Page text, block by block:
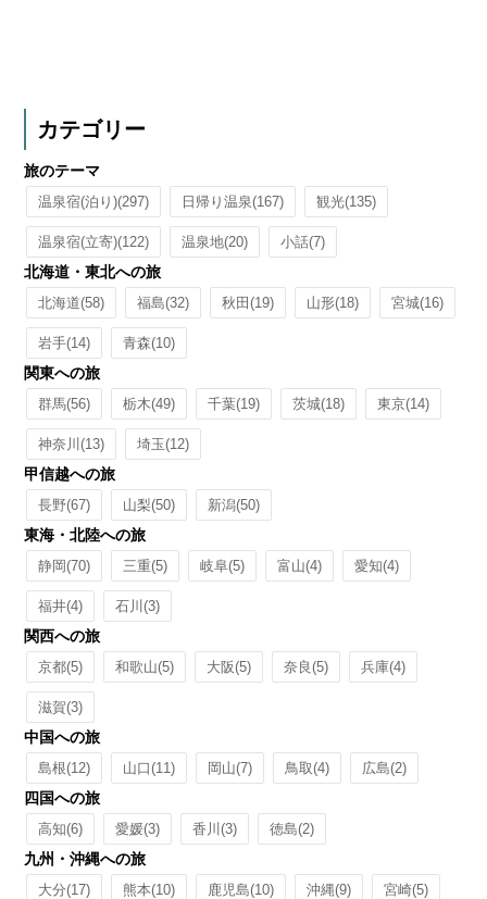
カテゴリー
旅のテーマ
温泉宿(泊り)(297) 日帰り温泉(167) 観光(135)
温泉宿(立寄)(122) 温泉地(20) 小話(7)
北海道・東北への旅
北海道(58) 福島(32) 秋田(19) 山形(18) 宮城(16)
岩手(14) 青森(10)
関東への旅
群馬(56) 栃木(49) 千葉(19) 茨城(18) 東京(14)
神奈川(13) 埼玉(12)
甲信越への旅
長野(67) 山梨(50) 新潟(50)
東海・北陸への旅
静岡(70) 三重(5) 岐阜(5) 富山(4) 愛知(4)
福井(4) 石川(3)
関西への旅
京都(5) 和歌山(5) 大阪(5) 奈良(5) 兵庫(4)
滋賀(3)
中国への旅
島根(12) 山口(11) 岡山(7) 鳥取(4) 広島(2)
四国への旅
高知(6) 愛媛(3) 香川(3) 徳島(2)
九州・沖縄への旅
大分(17) 熊本(10) 鹿児島(10) 沖縄(9) 宮崎(5)